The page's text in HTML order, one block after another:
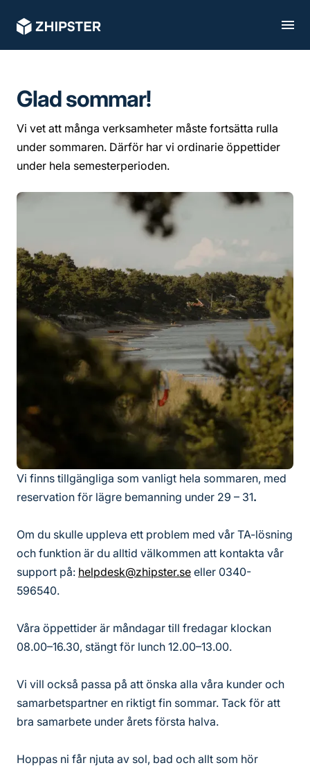
Glad sommar!
Vi vet att många verksamheter måste fortsätta rulla
under sommaren. Därför har vi ordinarie öppettider
under hela semesterperioden.
Vi finns tillgängliga som vanligt hela sommaren, med
reservation för lägre bemanning under 29 – 31.
Om du skulle uppleva ett problem med vår TA-lösning
och funktion är du alltid välkommen att kontakta vår
support på: helpdesk@zhipster.se eller 0340-
596540.
Våra öppettider är måndagar till fredagar klockan
08.00–16.30, stängt för lunch 12.00–13.00.
Vi vill också passa på att önska alla våra kunder och
samarbetspartner en riktigt fin sommar. Tack för att
bra samarbete under årets första halva.
Hoppas ni får njuta av sol, bad och allt som hör